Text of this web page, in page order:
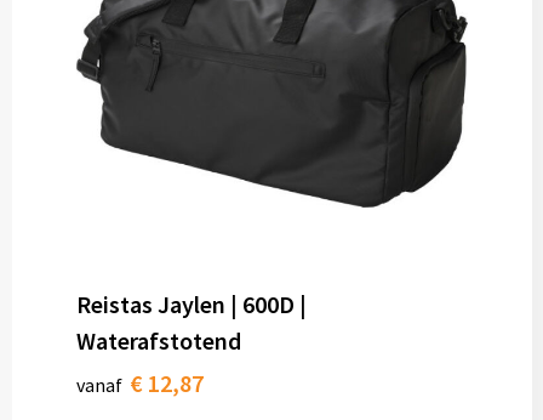
Reistas Jaylen | 600D |
Waterafstotend
vanaf € 12,87